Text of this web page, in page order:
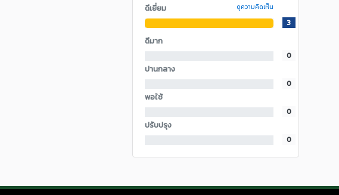
ดีเยี่ยม ดูความคิดเห็น
3
ดีมาก
0
ปานกลาง
0
พอใช้
0
ปรับปรุง
0